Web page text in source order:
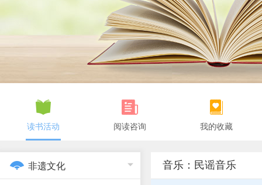
读书活动 阅读咨询 我的收藏
非遗文化 音乐：民谣音乐